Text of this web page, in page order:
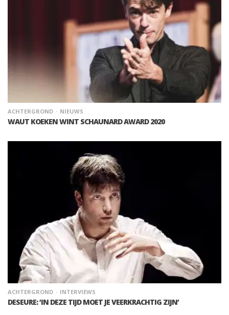
ACHTERGROND NIEUWS
WAUT KOEKEN WINT SCHAUNARD AWARD 2020
ACHTERGROND INTERVIEWS
DESEURE: ‘IN DEZE TIJD MOET JE VEERKRACHTIG ZIJN’